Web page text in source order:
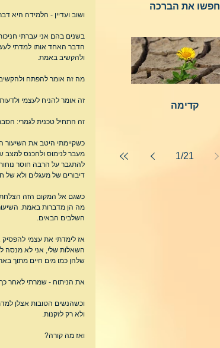
ושוב ועדיין - הלמידה היא
בשנים בהם אני עברתי
הדבר האחד אותו למדתי
ולהקשיב באמת.
מה זה אומר להפתח
זה אומר להניח לעצמי
זה התחיל טכנית לגמרי:
כשקיימתי היטב את השיעור
מעבר לנימוס ולהכנס למצב
להתגבר על הרבה חוסר
דיבורים של מעגלים ולא של
כשגם אל המקום הזה
מה הן מדברות באמת.
השלבים הבאים.
אז לימדתי את עצמי להפסיק
השאלות שלי, אני לא מנסה
שלהן כמו מים חיים מתוך
את הניתוח - שמרתי לאחר
וכשהנשים הטובות אצלן
ולא רק לזקנות.
ואז מה קורה?
חפשו את הברכה
קדימה
1/21